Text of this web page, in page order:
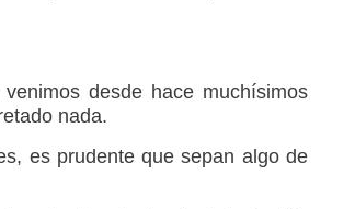
desde hace muchísimos
nada.
es prudente que sepan algo de